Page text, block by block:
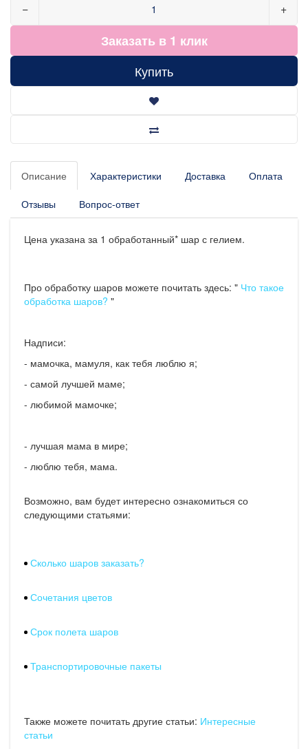
− +
Заказать в 1 клик
Купить
Описание Характеристики Доставка Оплата
Отзывы Вопрос-ответ
Цена указана за 1 обработанный* шар с гелием.
Про обработку шаров можете почитать здесь: " Что такое
обработка шаров? "
Надписи:
- мамочка, мамуля, как тебя люблю я;
- самой лучшей маме;
- любимой мамочке;
- лучшая мама в мире;
- люблю тебя, мама.
Возможно, вам будет интересно ознакомиться со
следующими статьями:
Сколько шаров заказать?
Сочетания цветов
Срок полета шаров
Транспортировочные пакеты
Также можете почитать другие статьи: Интересные
статьи